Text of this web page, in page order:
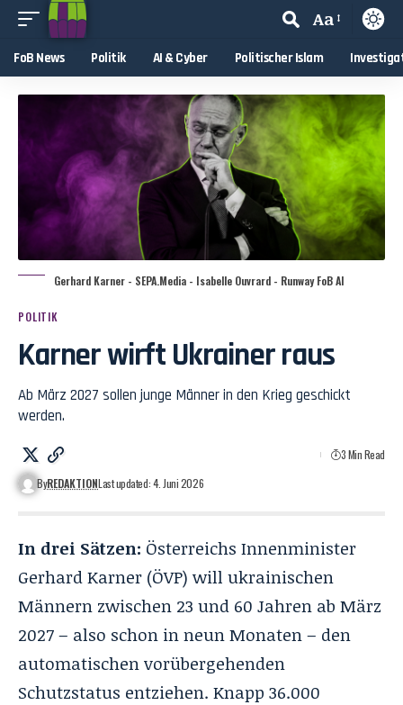
Aa
FoB News Politik AI & Cyber Politischer Islam
Gerhard Karner - SEPA.Media - Isabelle Ouvrard - Runway FoB AI
POLITIK
Karner wirft Ukrainer raus
Ab März 2027 sollen junge Männer in den Krieg geschickt
werden.
ByREDAKTIONLast updated: 4. Juni 2026
3 Min Read
In drei Sätzen: Österreichs Innenminister
Gerhard Karner (ÖVP) will ukrainischen
Männern zwischen 23 und 60 Jahren ab März
2027 – also schon in neun Monaten – den
automatischen vorübergehenden
Schutzstatus entziehen. Knapp 36.000